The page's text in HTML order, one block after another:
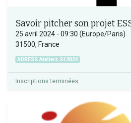
25 avril 2024 - 09:30 (Europe/Paris)
31500, France
ADRESS Ateliers S12024
Inscriptions terminées